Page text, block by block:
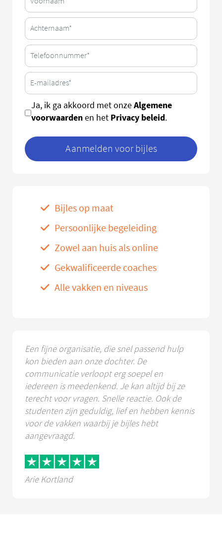
Ja, ik ga akkoord met onzeAlgemene
voorwaardenen het Privacy beleid.
Aanmelden voor bijles
Bijles op maat
Persoonlijke begeleiding
Zowel aan huis als online
Gekwalificeerde coaches
Alle vakken en niveaus
Een fijne organisatie, die snel passend hulp
kon bieden aan onze dochter. De
communicatie verloopt erg soepel en
iedereen is meedenkend. Je kan altijd bij ze
terecht voor vragen. Snelle reactie. Ook de
studenten zijn geduldig, lief en hebben kennis
voor de vakken waarbij je bijles hebt
aangevraagd.
Arie Kortland